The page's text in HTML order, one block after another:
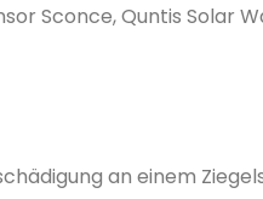
Sconce, Quntis Solar
an einem